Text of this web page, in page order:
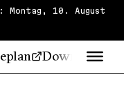
Montag, 10. August
Downloads